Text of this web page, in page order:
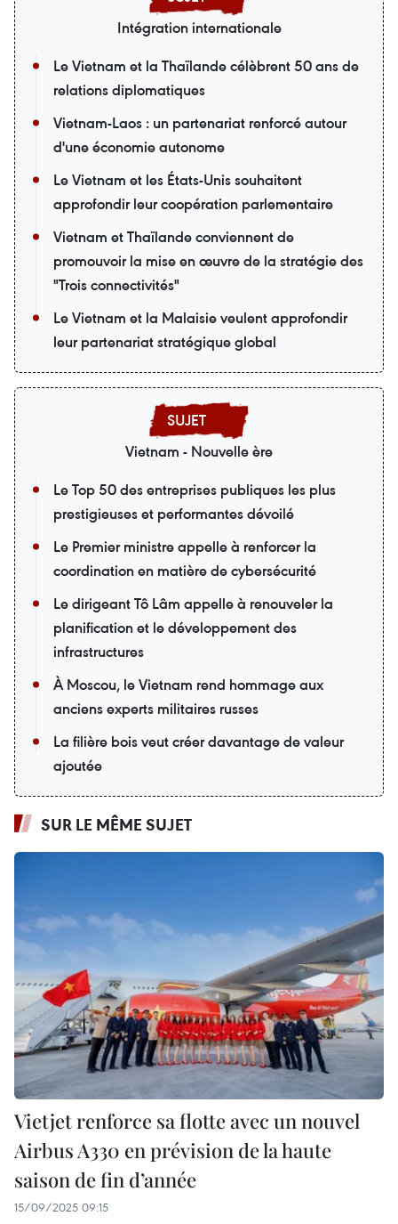
Intégration internationale
Le Vietnam et la Thaïlande célèbrent 50 ans de
relations diplomatiques
Vietnam-Laos : un partenariat renforcé autour
d'une économie autonome
Le Vietnam et les États-Unis souhaitent
approfondir leur coopération parlementaire
Vietnam et Thaïlande conviennent de
promouvoir la mise en œuvre de la stratégie des
"Trois connectivités"
Le Vietnam et la Malaisie veulent approfondir
leur partenariat stratégique global
Vietnam - Nouvelle ère
Le Top 50 des entreprises publiques les plus
prestigieuses et performantes dévoilé
Le Premier ministre appelle à renforcer la
coordination en matière de cybersécurité
Le dirigeant Tô Lâm appelle à renouveler la
planification et le développement des
infrastructures
À Moscou, le Vietnam rend hommage aux
anciens experts militaires russes
La filière bois veut créer davantage de valeur
ajoutée
SUR LE MÊME SUJET
Vietjet renforce sa flotte avec un nouvel
Airbus A330 en prévision de la haute
saison de fin d’année
15/09/2025 09:15